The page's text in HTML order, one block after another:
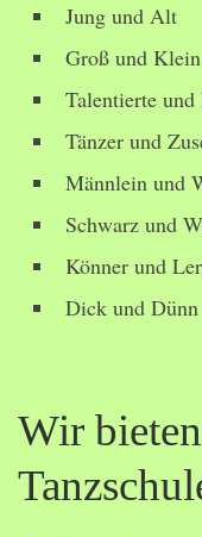
Jung und Alt
Groß und Klein
Talentierte und
Tänzer und
Männlein und
Schwarz und
Könner und
Dick und Dünn
Wir